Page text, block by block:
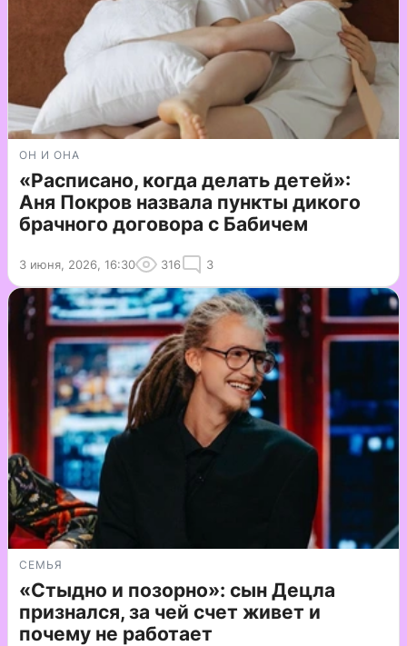
ОН И ОНА
«Расписано, когда делать детей»:
Аня Покров назвала пункты дикого
брачного договора с Бабичем
3 июня, 2026, 16:30 316 3
СЕМЬЯ
«Стыдно и позорно»: сын Децла
признался, за чей счет живет и
почему не работает